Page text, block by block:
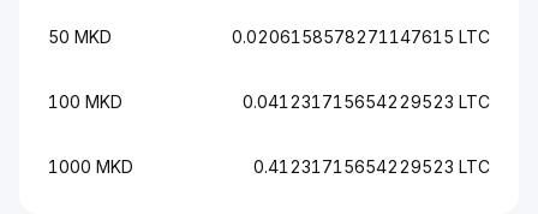
50 MKD 0.0206158578271147615 LTC
100 MKD 0.041231715654229523 LTC
1000 MKD 0.41231715654229523 LTC